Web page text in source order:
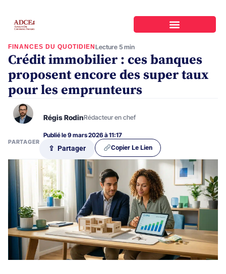
FINANCES DU QUOTIDIENLecture 5 min
Crédit immobilier : ces banques
proposent encore des super taux
pour les emprunteurs
Régis RodinRédacteur en chef
Publié le 9 mars 2026 à 11:17
PARTAGER
⇪ Partager Copier Le Lien